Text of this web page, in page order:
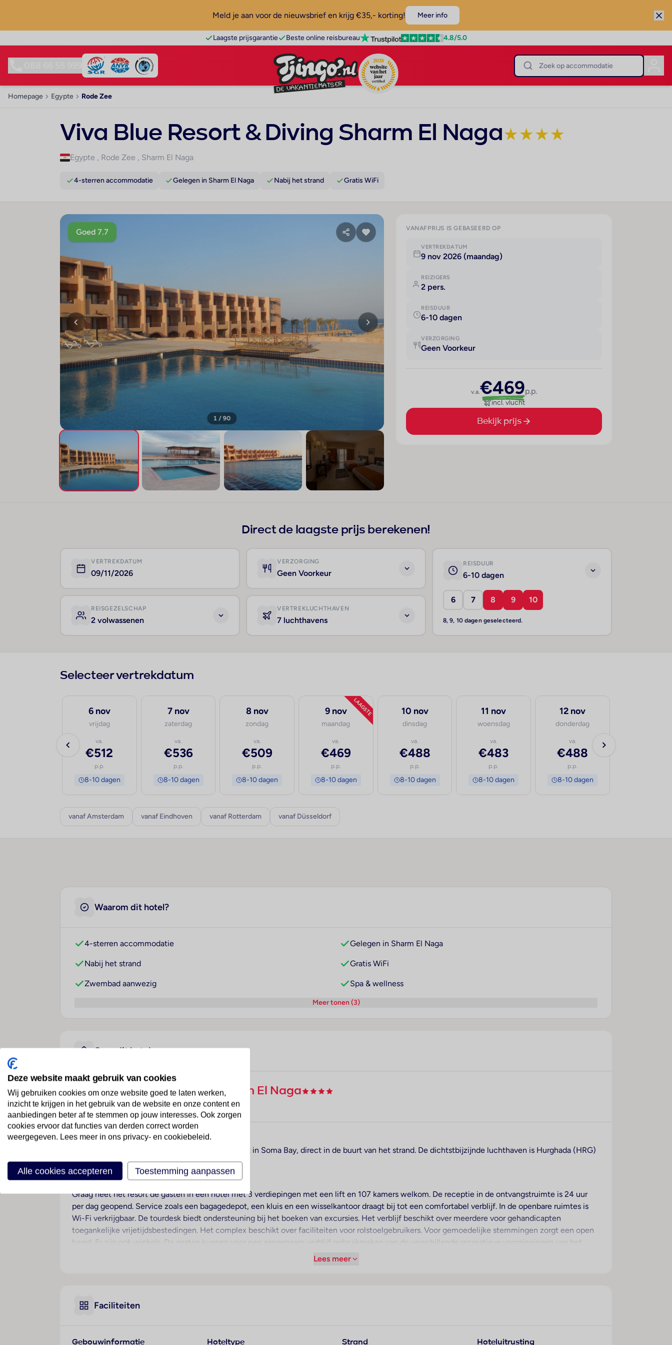
Meld je aan voor de nieuwsbrief en krijg €35,- korting! Meer info
Laagste prijsgarantie Beste online reisbureau 4.8/5.0
Homepage Egypte Rode Zee
Viva Blue Resort & Diving Sharm El Naga★★★★
Egypte , Rode Zee , Sharm El Naga
4-sterren accommodatie Gelegen in Sharm El Naga Nabij het strand Gratis WiFi
Goed 7.7
1 / 90
VANAFPRIJS IS GEBASEERD OP
VERTREKDATUM
9 nov 2026 (maandag)
REIZIGERS
2 pers.
REISDUUR
6-10 dagen
VERZORGING
Geen Voorkeur
v.a.€469p.p.
incl. vlucht
Bekijk prijs
Direct de laagste prijs berekenen!
VERTREKDATUM
09/11/2026
VERZORGING
Geen Voorkeur
REISDUUR
6-10 dagen
6 7 8 9 10
8, 9, 10 dagen geselecteerd.
REISGEZELSCHAP
2 volwassenen
VERTREKLUCHTHAVEN
7 luchthavens
Selecteer vertrekdatum
6 nov
vrijdag
va.
€512
p.p.
8-10 dagen
7 nov
zaterdag
va.
€536
p.p.
8-10 dagen
8 nov
zondag
va.
€509
p.p.
8-10 dagen
LAAGSTE
9 nov
maandag
va.
€469
p.p.
8-10 dagen
10 nov
dinsdag
va.
€488
p.p.
8-10 dagen
11 nov
woensdag
va.
€483
p.p.
8-10 dagen
12 nov
donderdag
va.
€488
p.p.
8-10 dagen
vanaf Amsterdam vanaf Eindhoven vanaf Rotterdam vanaf Düsseldorf
Waarom dit hotel?
4-sterren accommodatie Gelegen in Sharm El Naga
Nabij het strand Gratis WiFi
Zwembad aanwezig Spa & wellness
Meer tonen (3)
Over dit hotel
Viva Blue Resort & Diving Sharm El Naga
Egypte· Rode Zee · Sharm El Naga
Ligging
Dit resort, perfect voor strandvakantiegangers, ligt in Soma Bay, direct in de buurt van het strand. De dichtstbijzijnde luchthaven is Hurghada (HRG)
en bevindt zich op ongeveer 35 km afstand.
Hotelfaciliteiten
Graag heet het resort de gasten in een hotel met 3 verdiepingen met een lift en 107 kamers welkom. De receptie in de ontvangstruimte is 24 uur
per dag geopend. Service zoals een bagagedepot, een kluis en een wisselkantoor draagt bij tot een comfortabel verblijf. In de openbare ruimtes is
Wi-Fi verkrijgbaar. De tourdesk biedt ondersteuning bij het boeken van excursies. Het verblijf beschikt over meerdere voor gehandicapten
toegankelijke vrijetijdsbestedingen. Het complex beschikt over faciliteiten voor rolstoelgebruikers. Voor gemoedelijke stemmingen zorgt een open
haard. Er zijn ook winkels. De gasten kunnen voor een aangenaam verblijf gebruikmaken van de verschillende recreatieve voorzieningen van het
resort zoals bijvoorbeeld de tuin. Tot de overige voorzieningen van het verblijf behoren een tv-ruimte en een speelkamer. De gasten die met de auto
Kamers
Lees meer
Faciliteiten
Gebouwinformatie Hoteltype Strand Hoteluitrusting
Deze website maakt gebruik van cookies
Wij gebruiken cookies om onze website goed te laten werken,
inzicht te krijgen in het gebruik van de website en onze content en
aanbiedingen beter af te stemmen op jouw interesses. Ook zorgen
cookies ervoor dat functies van derden correct worden
weergegeven. Lees meer in ons privacy- en cookiebeleid.
Alle cookies accepteren Toestemming aanpassen